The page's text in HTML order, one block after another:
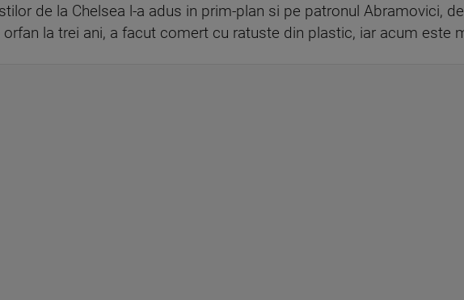
de la Chelsea l-a adus in prim-plan si pe patronul Abramovici,
la trei ani, a facut comert cu ratuste din plastic, iar acum este